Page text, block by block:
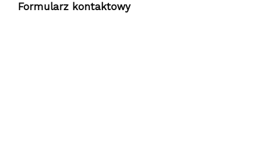
Formularz kontaktowy